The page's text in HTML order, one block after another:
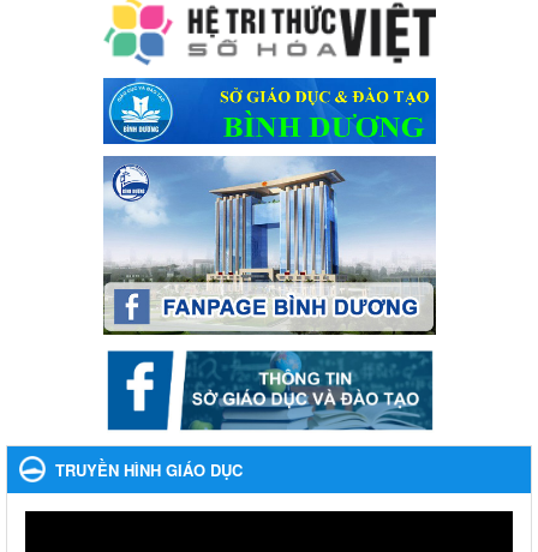
Ngày ban hành: 28/12/2023
Phối hợp rà soát nhu cầu tiêm vắc xin phòng Covid 19
Phối hợp rà soát nhu cầu tiêm vắc xin phòng Covid 19
Ngày ban hành: 22/11/2023
Phát động, triển khai Cuộc thi " An toàn giao thông cho nụ
cười ngày mai" dành cho học sinh và giáo viên trung học
năm học 2023-2024
Phát động, triển khai Cuộc thi " An toàn giao thông cho nụ cười
ngày mai" dành cho học sinh và giáo viên trung học năm học
Ngày ban hành: 22/11/2023
Nhắc nhỡ thực hiện thanh toán không dùng tiền mặt các
khoản thu trong nhà trường năm học 2023-2024 và các năm
Nhắc nhỡ thực hiện thanh toán không dùng tiền mặt các khoản
thu trong nhà trường năm học 2023-2024 và các năm tiếp theo
Ngày ban hành: 27/09/2023
TRUYỀN HÌNH GIÁO DỤC